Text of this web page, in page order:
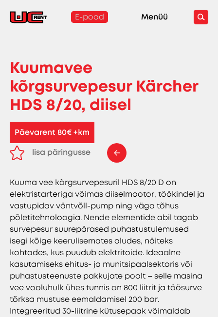
E-pood Menüü
Kuumavee
kõrgsurvepesur Kärcher
HDS 8/20, diisel
Päevarent 80€ +km
lisa päringusse
Kuuma vee kõrgsurvepesuril HDS 8/20 D on
elektristarteriga võimas diiselmootor, töökindel ja
vastupidav väntvõll-pump ning väga tõhus
põletitehnoloogia. Nende elementide abil tagab
survepesur suurepärased puhastustulemused
isegi kõige keerulisemates oludes, näiteks
kohtades, kus puudub elektritoide. Ideaalne
kasutamiseks ehitus- ja munitsipaalsektoris või
puhastusteenuste pakkujate poolt – selle masina
vee vooluhulk ühes tunnis on 800 liitrit ja töösurve
tõrksa mustuse eemaldamisel 200 bar.
Integreeritud 30-liitrine kütusepaak võimaldab